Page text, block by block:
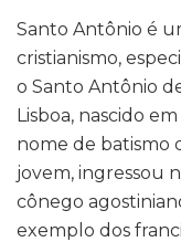
Santo Antônio é
cristianismo,
o Santo Antônio
Lisboa, nascido
nome de batismo
jovem, ingressou
cônego
exemplo dos